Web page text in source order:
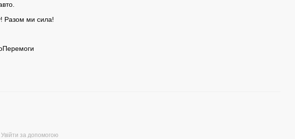
Разом ми сила!
Увійти за допомогою